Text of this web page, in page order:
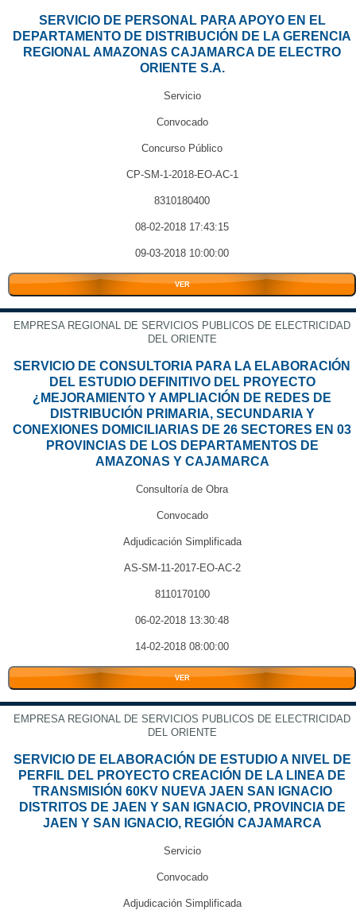
SERVICIO DE PERSONAL PARA APOYO EN EL
DEPARTAMENTO DE DISTRIBUCIÓN DE LA GERENCIA
REGIONAL AMAZONAS CAJAMARCA DE ELECTRO
ORIENTE S.A.
Servicio
Convocado
Concurso Público
CP-SM-1-2018-EO-AC-1
8310180400
08-02-2018 17:43:15
09-03-2018 10:00:00
VER
EMPRESA REGIONAL DE SERVICIOS PUBLICOS DE ELECTRICIDAD
DEL ORIENTE
SERVICIO DE CONSULTORIA PARA LA ELABORACIÓN
DEL ESTUDIO DEFINITIVO DEL PROYECTO
¿MEJORAMIENTO Y AMPLIACIÓN DE REDES DE
DISTRIBUCIÓN PRIMARIA, SECUNDARIA Y
CONEXIONES DOMICILIARIAS DE 26 SECTORES EN 03
PROVINCIAS DE LOS DEPARTAMENTOS DE
AMAZONAS Y CAJAMARCA
Consultoría de Obra
Convocado
Adjudicación Simplificada
AS-SM-11-2017-EO-AC-2
8110170100
06-02-2018 13:30:48
14-02-2018 08:00:00
VER
EMPRESA REGIONAL DE SERVICIOS PUBLICOS DE ELECTRICIDAD
DEL ORIENTE
SERVICIO DE ELABORACIÓN DE ESTUDIO A NIVEL DE
PERFIL DEL PROYECTO CREACIÓN DE LA LINEA DE
TRANSMISIÓN 60KV NUEVA JAEN SAN IGNACIO
DISTRITOS DE JAEN Y SAN IGNACIO, PROVINCIA DE
JAEN Y SAN IGNACIO, REGIÓN CAJAMARCA
Servicio
Convocado
Adjudicación Simplificada